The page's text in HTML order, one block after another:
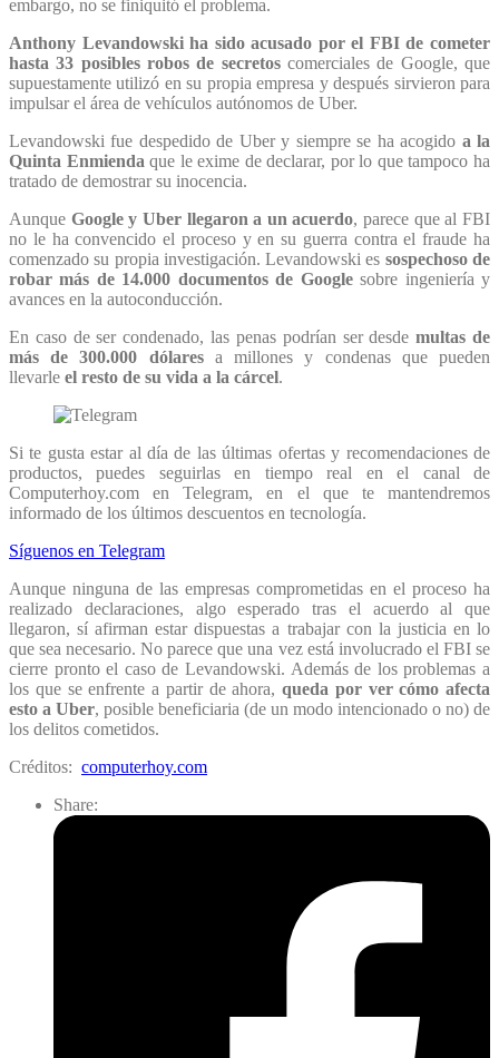
embargo, no se finiquitó el problema.
Anthony Levandowski ha sido acusado por el FBI de cometer
hasta 33 posibles robos de secretos comerciales de Google, que
supuestamente utilizó en su propia empresa y después sirvieron para
impulsar el área de vehículos autónomos de Uber.
Levandowski fue despedido de Uber y siempre se ha acogido a la
Quinta Enmienda que le exime de declarar, por lo que tampoco ha
tratado de demostrar su inocencia.
Aunque Google y Uber llegaron a un acuerdo, parece que al FBI
no le ha convencido el proceso y en su guerra contra el fraude ha
comenzado su propia investigación. Levandowski es sospechoso de
robar más de 14.000 documentos de Googlesobre ingeniería y
avances en la autoconducción.
En caso de ser condenado, las penas podrían ser desdemultas de
más de 300.000 dólaresa millones y condenas que pueden
llevarle el resto de su vida a la cárcel.
Si te gusta estar al día de las últimas ofertas y recomendaciones de
productos, puedes seguirlas en tiempo real en el canal de
Computerhoy.com en Telegram, en el que te mantendremos
informado de los últimos descuentos en tecnología.
Síguenos en Telegram
Aunque ninguna de las empresas comprometidas en el proceso ha
realizado declaraciones, algo esperado tras el acuerdo al que
llegaron, sí afirman estar dispuestas a trabajar con la justicia en lo
que sea necesario. No parece que una vez está involucrado el FBI se
cierre pronto el caso de Levandowski. Además de los problemas a
los que se enfrente a partir de ahora, queda por ver cómo afecta
esto a Uber, posible beneficiaria (de un modo intencionado o no) de
los delitos cometidos.
Créditos: computerhoy.com
Share: